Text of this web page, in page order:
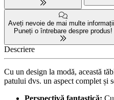
Aveți nevoie de mai multe
Puneți o întrebare despre produs!
Descriere
Cu un design la modă, această
patului dvs. un aspect complet și